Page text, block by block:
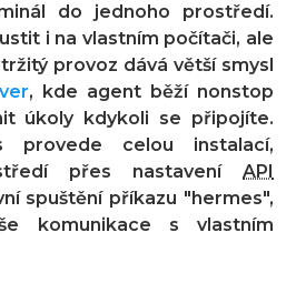
do jednoho prostředí.
i na vlastním počítači, ale
provoz dává větší smysl
, kde agent běží nonstop
úkoly kdykoli se připojíte.
provede celou instalací,
přes nastavení API
spuštění příkazu "hermes",
komunikace s vlastním